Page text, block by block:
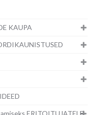
KAUPA
ERITOITUJATELE